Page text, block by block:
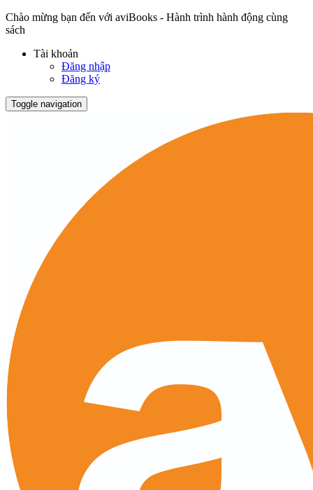
Chào mừng bạn đến với aviBooks - Hành trình hành động cùng
sách
Tài khoản
Đăng nhập
Đăng ký
Toggle navigation